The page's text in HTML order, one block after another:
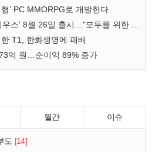
’ PC MMORPG로 개발한다
컴투스-에이버튼 신작 '제우스' 8월 26일 출시…"모두를 위한 경쟁"
T1, 한화생명에 패배
억 원…순이익 89% 증가
월간 이슈
도 [14]